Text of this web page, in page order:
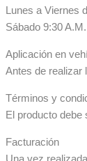
Lunes a Viernes
Sábado 9:30
Aplicación en
Antes de realizar
Términos y
El producto debe
Facturación
Una vez